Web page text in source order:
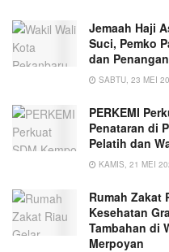
Jemaah Haji
Suci, Pemko
dan
SABTU, 23 MEI
PERKEMI
Penataran di
Pelatih dan
KAMIS, 21 MEI
Rumah Zakat
Kesehatan
Tambahan di
Merpoyan